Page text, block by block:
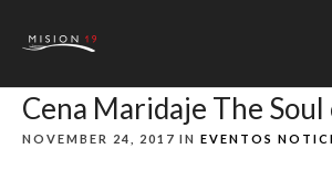
Cena Maridaje The Soul
NOVEMBER 24, 2017 IN EVENTOS